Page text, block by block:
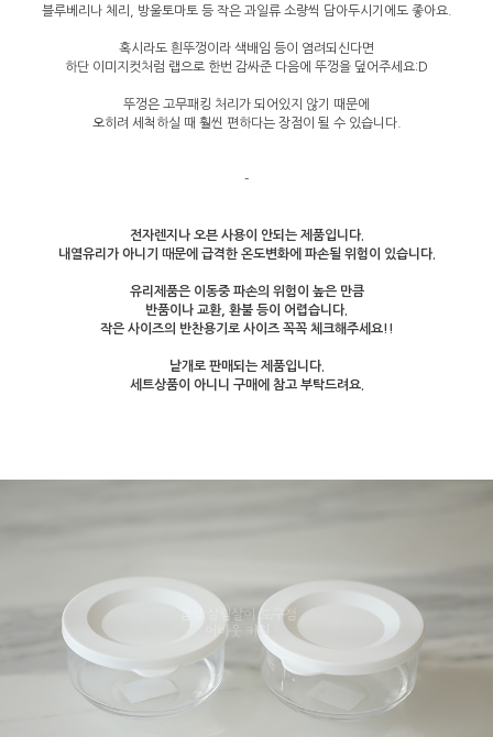
블루베리나 체리, 방울토마토 등 작은 과일류 소량씩 담아두시기에도 좋아요.
혹시라도 흰뚜껑이라 색배임 등이 염려되신다면
하단 이미지컷처럼 랩으로 한번 감싸준 다음에 뚜껑을 덮어주세요:D
뚜껑은 고무패킹 처리가 되어있지 않기 때문에
오히려 세척하실 때 훨씬 편하다는 장점이 될 수 있습니다.
-
전자렌지나 오븐 사용이 안되는 제품입니다.
내열유리가 아니기 때문에 급격한 온도변화에 파손될 위험이 있습니다.
유리제품은 이동중 파손의 위험이 높은 만큼
반품이나 교환, 환불 등이 어렵습니다.
작은 사이즈의 반찬용기로 사이즈 꼭꼭 체크해주세요!!
낱개로 판매되는 제품입니다.
세트상품이 아니니 구매에 참고 부탁드려요.